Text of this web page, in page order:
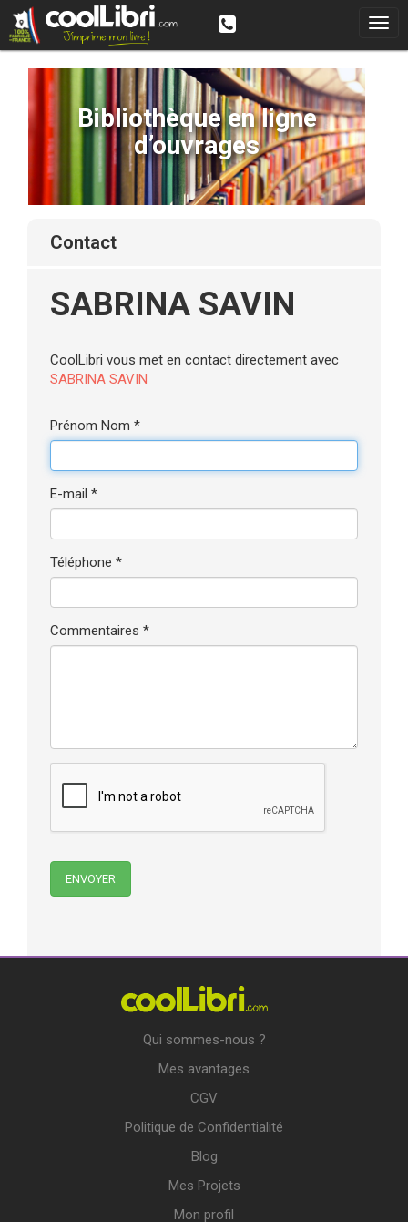
Bibliothèque en ligne
d’ouvrages
contact
SABRINA SAVIN
CoolLibri vous met en contact directement avec
SABRINA SAVIN
Prénom Nom *
E-mail *
Téléphone *
Commentaires *
Qui sommes-nous ?
Mes avantages
CGV
Politique de Confidentialité
Blog
Mes Projets
Mon profil